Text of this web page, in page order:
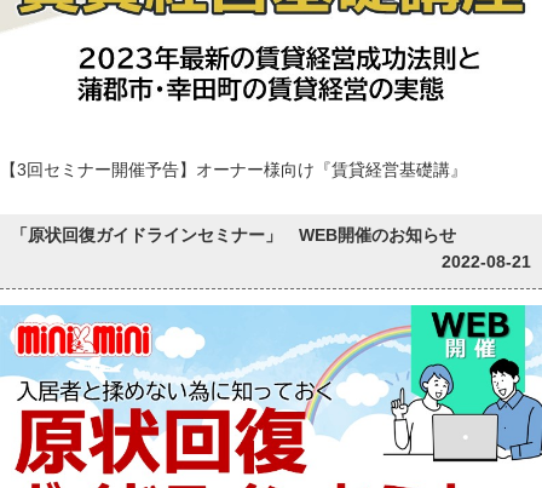
【3回セミナー開催予告】オーナー様向け『賃貸経営基礎講』
「原状回復ガイドラインセミナー」 WEB開催のお知らせ
2022-08-21